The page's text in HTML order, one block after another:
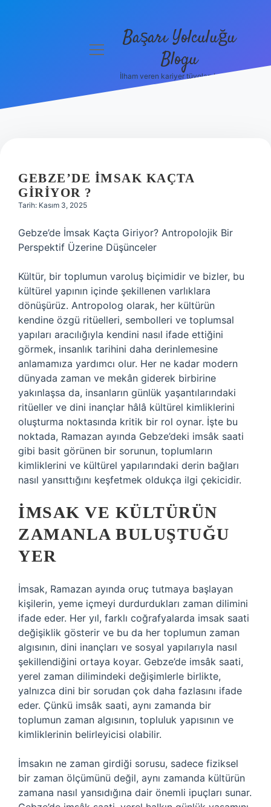
Hakkımızda
menüyüBaşarı Yolculuğu
Blogu
İlham veren kariyer tüyoları burada!
GEBZE’DE IMSAK KAÇTA
GIRIYOR ?
Tarih: Kasım 3, 2025
Gebze’de İmsak Kaçta Giriyor? Antropolojik Bir
Perspektif Üzerine Düşünceler
Kültür, bir toplumun varoluş biçimidir ve bizler, bu
kültürel yapının içinde şekillenen varlıklara
dönüşürüz. Antropolog olarak, her kültürün
kendine özgü ritüelleri, sembolleri ve toplumsal
yapıları aracılığıyla kendini nasıl ifade ettiğini
görmek, insanlık tarihini daha derinlemesine
anlamamıza yardımcı olur. Her ne kadar modern
dünyada zaman ve mekân giderek birbirine
yakınlaşsa da, insanların günlük yaşantılarındaki
ritüeller ve dini inançlar hâlâ kültürel kimliklerini
oluşturma noktasında kritik bir rol oynar. İşte bu
noktada, Ramazan ayında Gebze’deki imsâk saati
gibi basit görünen bir sorunun, toplumların
kimliklerini ve kültürel yapılarındaki derin bağları
nasıl yansıttığını keşfetmek oldukça ilgi çekicidir.
İMSAK VE KÜLTÜRÜN
ZAMANLA BULUŞTUĞU
YER
İmsak, Ramazan ayında oruç tutmaya başlayan
kişilerin, yeme içmeyi durdurdukları zaman dilimini
ifade eder. Her yıl, farklı coğrafyalarda imsak saati
değişiklik gösterir ve bu da her toplumun zaman
algısının, dini inançları ve sosyal yapılarıyla nasıl
şekillendiğini ortaya koyar. Gebze’de imsâk saati,
yerel zaman dilimindeki değişimlerle birlikte,
yalnızca dini bir sorudan çok daha fazlasını ifade
eder. Çünkü imsâk saati, aynı zamanda bir
toplumun zaman algısının, topluluk yapısının ve
kimliklerinin belirleyicisi olabilir.
İmsakın ne zaman girdiği sorusu, sadece fiziksel
bir zaman ölçümünü değil, aynı zamanda kültürün
zamana nasıl yansıdığına dair önemli ipuçları sunar.